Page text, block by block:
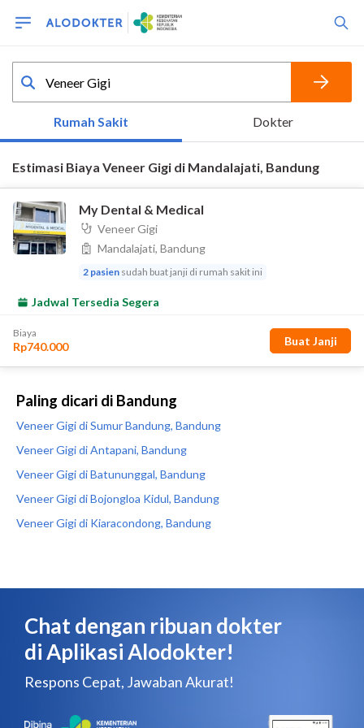
Paling dicari di Bandung
Veneer Gigi di Sumur Bandung, Bandung
Veneer Gigi di Antapani, Bandung
Veneer Gigi di Batununggal, Bandung
Veneer Gigi di Bojongloa Kidul, Bandung
Veneer Gigi di Kiaracondong, Bandung